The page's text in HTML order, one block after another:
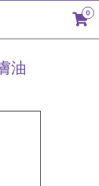
0
油